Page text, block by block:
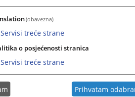
sudskog i tužilačkog vijeća
sudske prakse, čime je
sudske prakse na nivou cijele
(obavezna)
Servisi treće strane
o posjećenosti stranica
Servisi treće strane
Prihvatam